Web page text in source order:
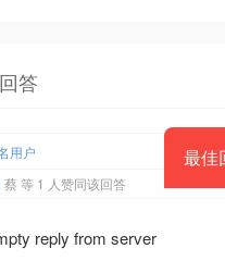
答
最佳
用户
蔡 等 1 人赞同该回答
reply from server